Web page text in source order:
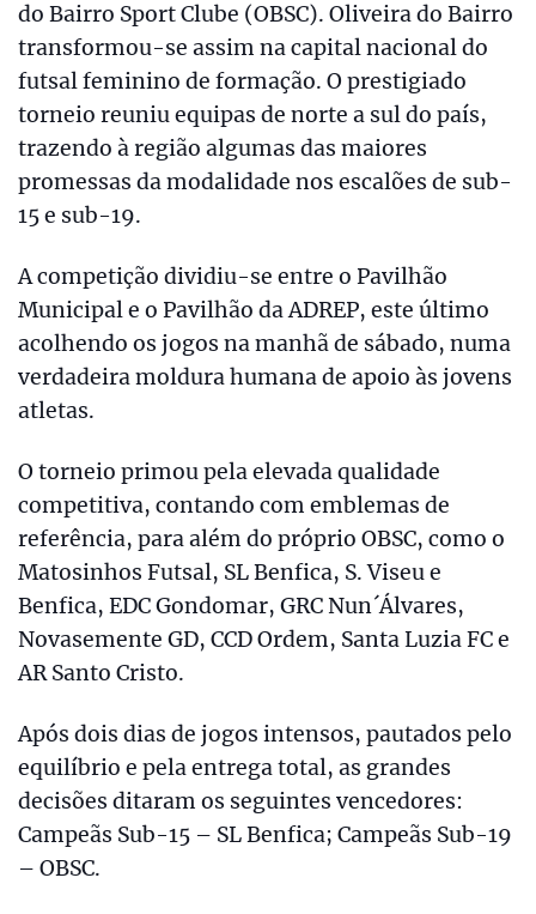
do Bairro Sport Clube (OBSC). Oliveira do Bairro
transformou-se assim na capital nacional do
futsal feminino de formação. O prestigiado
torneio reuniu equipas de norte a sul do país,
trazendo à região algumas das maiores
promessas da modalidade nos escalões de sub-
15 e sub-19.
A competição dividiu-se entre o Pavilhão
Municipal e o Pavilhão da ADREP, este último
acolhendo os jogos na manhã de sábado, numa
verdadeira moldura humana de apoio às jovens
atletas.
O torneio primou pela elevada qualidade
competitiva, contando com emblemas de
referência, para além do próprio OBSC, como o
Matosinhos Futsal, SL Benfica, S. Viseu e
Benfica, EDC Gondomar, GRC Nun´Álvares,
Novasemente GD, CCD Ordem, Santa Luzia FC e
AR Santo Cristo.
Após dois dias de jogos intensos, pautados pelo
equilíbrio e pela entrega total, as grandes
decisões ditaram os seguintes vencedores:
Campeãs Sub-15 – SL Benfica; Campeãs Sub-19
– OBSC.